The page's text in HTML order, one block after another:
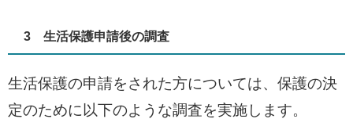
3 生活保護申請後の調査
生活保護の申請をされた方については、保護の決
定のために以下のような調査を実施します。